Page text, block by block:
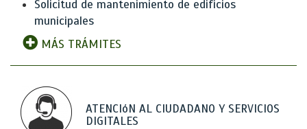
Solicitud de mantenimiento de edificios
municipales
MÁS TRÁMITES
ATENCIóN AL CIUDADANO Y SERVICIOS
DIGITALES